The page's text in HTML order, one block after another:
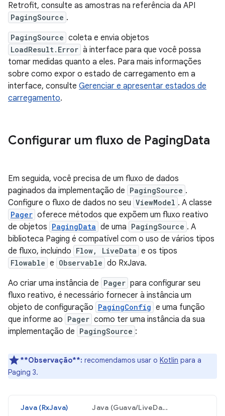
Retrofit, consulte as amostras na referência da API
PagingSource .
PagingSource coleta e envia objetos
LoadResult.Error à interface para que você possa
tomar medidas quanto a eles. Para mais informações
sobre como expor o estado de carregamento em a
interface, consulte Gerenciar e apresentar estados de
carregamento.
Configurar um fluxo de PagingData
Em seguida, você precisa de um fluxo de dados
paginados da implementação de PagingSource .
Configure o fluxo de dados no seu ViewModel . A classe
Pager oferece métodos que expõem um fluxo reativo
de objetos PagingData de uma PagingSource . A
biblioteca Paging é compatível com o uso de vários tipos
de fluxo, incluindo Flow, LiveData e os tipos
Flowable e Observable do RxJava.
Ao criar uma instância de Pager para configurar seu
fluxo reativo, é necessário fornecer à instância um
objeto de configuração PagingConfig e uma função
que informe ao Pager como ter uma instância da sua
implementação de PagingSource :
**Observação**: recomendamos usar o Kotlin para a
Paging 3.
Java (RxJava) Java (Guava/LiveData)